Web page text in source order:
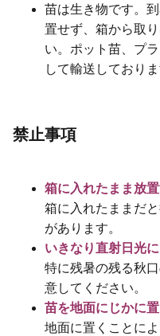
苗は生き物です。
置せず、箱から取
い。ポット苗、プ
して輸送しており
禁止事項
箱に入れたまま放
箱に入れたままだ
があります。
いきなり直射日光
特に残暑の残る秋
意してください。
苗を地面にじかに
地面に置くことに